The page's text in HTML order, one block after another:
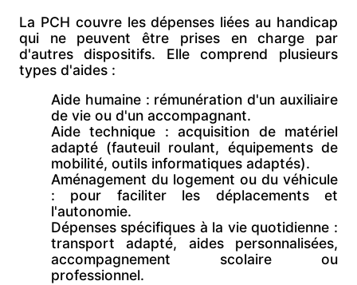
La PCH couvre lesdépenses liées au handicap
qui ne peuvent être prises en charge par
d'autres dispositifs. Elle comprend plusieurs
types d'aides :
Aide humaine : rémunération d'un auxiliaire
de vie ou d'un accompagnant.
Aide technique : acquisition de matériel
adapté (fauteuil roulant, équipements de
mobilité, outils informatiques adaptés).
Aménagement du logement ou du véhicule
: pour faciliter les déplacements et
l'autonomie.
Dépenses spécifiques à la vie quotidienne :
transport adapté, aides personnalisées,
accompagnement scolaire ou
professionnel.